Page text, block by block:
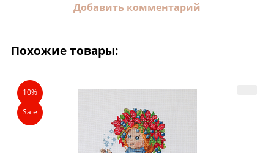
Добавить комментарий
Похожие товары:
10%
Sale